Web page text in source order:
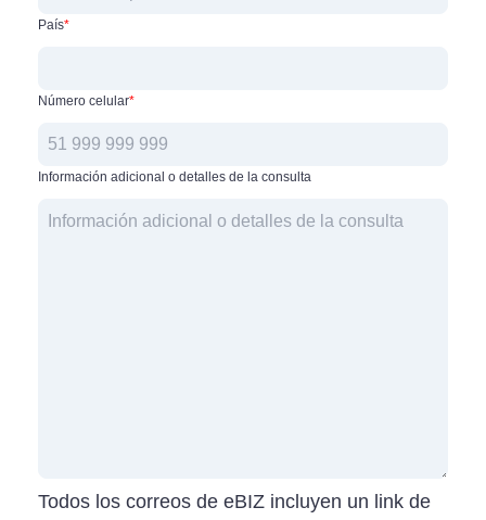
País*
Número celular*
Información adicional o detalles de la consulta
Todos los correos de eBIZ incluyen un link de